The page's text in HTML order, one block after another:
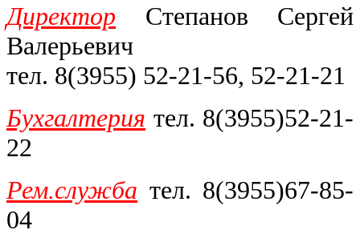
Директор Степанов Сергей
Валерьевич
тел. 8(3955) 52-21-56, 52-21-21
Бухгалтерия тел. 8(3955)52-21-
22
Рем.служба тел. 8(3955)67-85-
04